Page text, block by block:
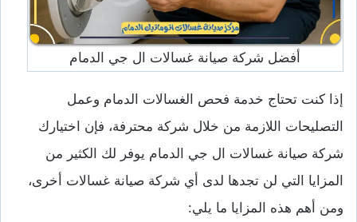
أفضل شركة صيانة غسالات ال جي الدمام
إذا كنت تحتاج خدمة فحص الغسالات الدمام وعمل
التصليحات اللازمة من خلال شركة محترفة، فإن اختيارك
شركة صيانة غسالات ال جي الدمام يوفر لك الكثير من
المزايا التي لن تجدها لدى أي شركة صيانة غسالات أخرى،
ومن أهم هذه المزايا ما يلي: